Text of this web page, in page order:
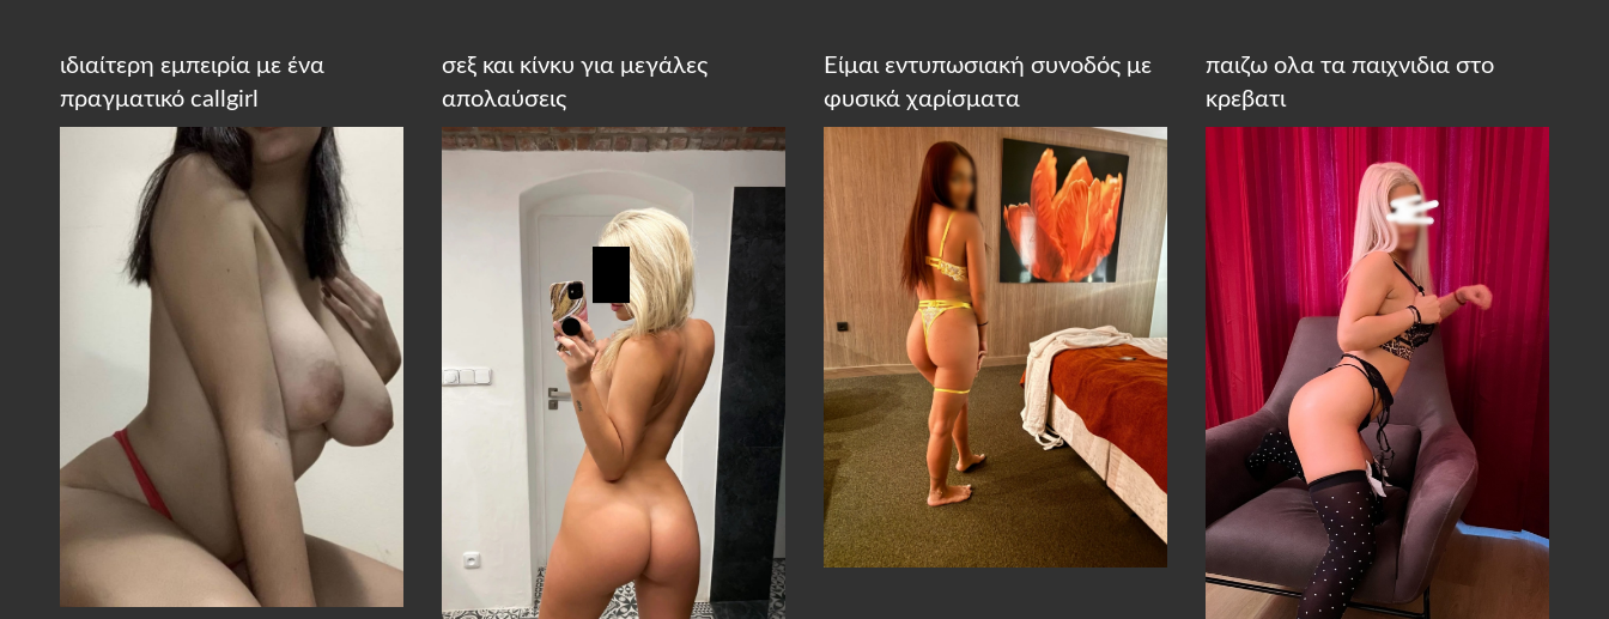
ιδιαίτερη εμπειρία με ένα
πραγματικό callgirl
σεξ και κίνκυ για μεγάλες
απολαύσεις
Είμαι εντυπωσιακή συνοδός με
φυσικά χαρίσματα
παιζω ολα τα παιχνιδια στο
κρεβατι